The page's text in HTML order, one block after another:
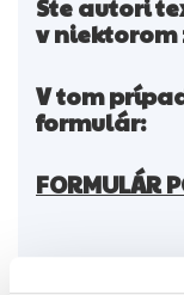
Ste autori
v niektorom
V tom
formulár:
FORMULÁR